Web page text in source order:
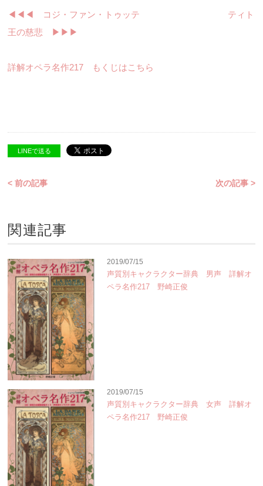
◀︎◀︎◀︎ コジ・ファン・トゥッテ
ティト
王の慈悲 ▶︎▶︎▶︎
詳解オペラ名作217 もくじはこちら
LINEで送る
< 前の記事 次の記事 >
関連記事
2019/07/15
声質別キャクラクター辞典 男声 詳解オ
ペラ名作217 野崎正俊
2019/07/15
声質別キャクラクター辞典 女声 詳解オ
ペラ名作217 野崎正俊